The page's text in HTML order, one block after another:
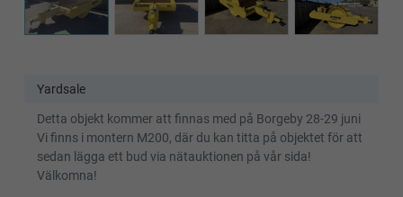
Yardsale
Detta objekt kommer att finnas med på Borgeby 28-29 juni
Vi finns i montern M200, där du kan titta på objektet för att
sedan lägga ett bud via nätauktionen på vår sida!
Välkomna!